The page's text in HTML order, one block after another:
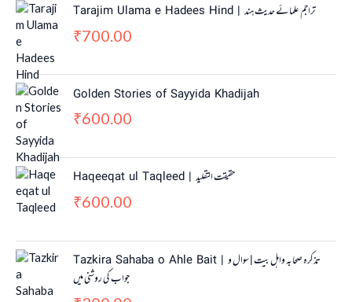
Tarajim Ulama e Hadees Hind | تراجم علمائے حديث ہند
₹700.00
Golden Stories of Sayyida Khadijah
₹600.00
Haqeeqat ul Taqleed | حقیقت التقلید
₹600.00
Tazkira Sahaba o Ahle Bait | تذکرہ صحابہ واہل بیت | سوال و
جواب کی روشنی میں